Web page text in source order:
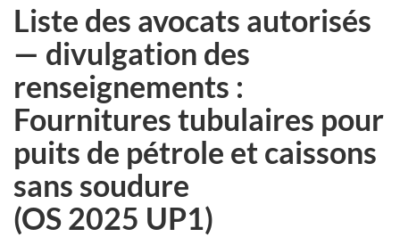
Liste des avocats autorisés
— divulgation des
renseignements :
Fournitures tubulaires pour
puits de pétrole et caissons
sans soudure
(OS 2025 UP1)